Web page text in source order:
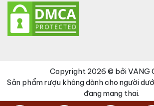
Copyright 2026 © bởi VANG
Sản phẩm rượu không dành cho người
đang mang thai.